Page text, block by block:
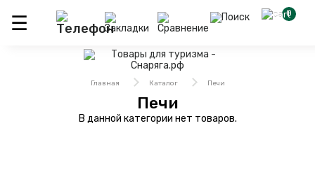
0
Главная Каталог Печи
Печи
В данной категории нет товаров.